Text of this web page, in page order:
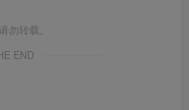
勿转载。
END